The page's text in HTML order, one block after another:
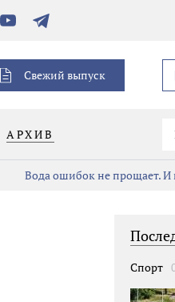
YouTubeТелеграм
Свежий выпуск
АРХИВ
Вода ошибок не прощает. И
Спорт